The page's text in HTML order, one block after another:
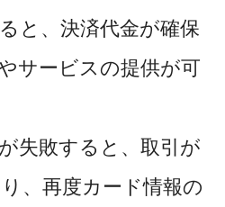
と、決済代金が確保
サービスの提供が可
失敗すると、取引が
、再度カード情報の